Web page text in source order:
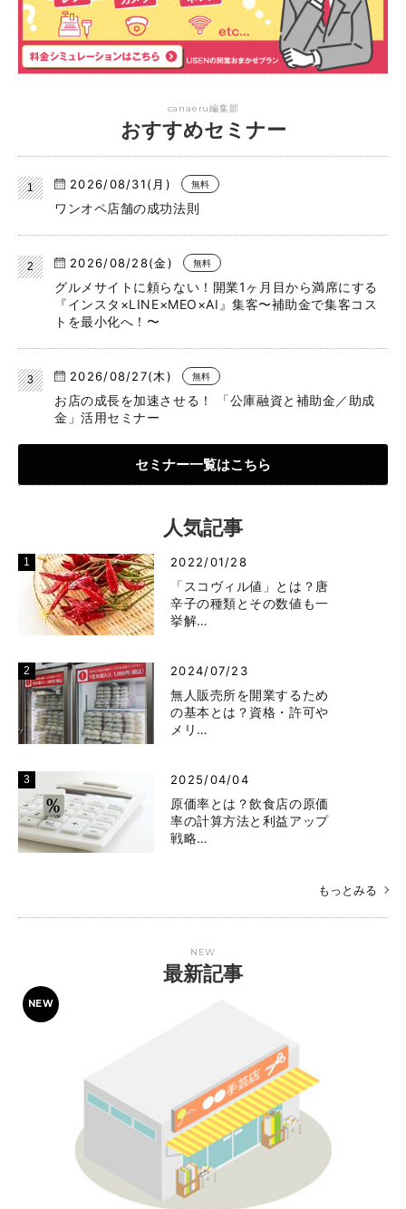
canaeru編集部
おすすめセミナー
2026/08/31(月) 無料
ワンオペ店舗の成功法則
2026/08/28(金) 無料
グルメサイトに頼らない！開業1ヶ月目から満席にする
『インスタ×LINE×MEO×AI』集客〜補助金で集客コス
トを最小化へ！〜
2026/08/27(木) 無料
お店の成長を加速させる！ 「公庫融資と補助金／助成
金」活用セミナー
セミナー一覧はこちら
人気記事
2022/01/28
「スコヴィル値」とは？唐
辛子の種類とその数値も一
挙解…
2024/07/23
無人販売所を開業するため
の基本とは？資格・許可や
メリ…
2025/04/04
原価率とは？飲食店の原価
率の計算方法と利益アップ
戦略…
もっとみる
NEW
最新記事